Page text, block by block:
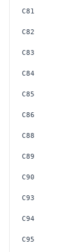
C81
C82
C83
C84
C85
C86
C88
C89
C90
C93
C94
C95